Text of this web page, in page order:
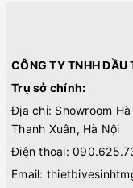
CÔNG TY TNHH ĐẦU
Trụ sở chính:
Địa chỉ: Showroom
Thanh Xuân, Hà Nội
Điện thoại:
Email: